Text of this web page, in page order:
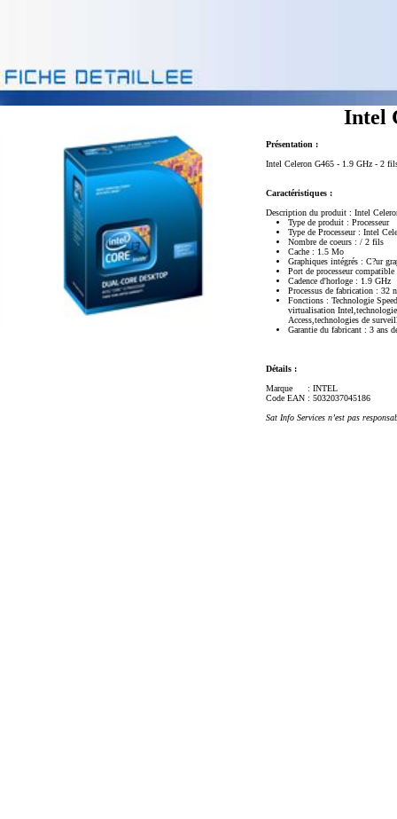
Intel
Présentation :
Intel Celeron G465 - 1.9 GHz - 2
Caractéristiques :
Description du produit : Intel
Type de produit : Processeur
Type de Processeur : Intel
Nombre de coeurs : / 2 fils
Cache : 1.5 Mo
Graphiques intégrés : C?ur
Port de processeur
Cadence d'horloge : 1.9 GHz
Processus de fabrication : 32
Fonctions : Technologie
virtualisation
Access,technologies de
Garantie du fabricant : 3 ans
Détails :
Marque
: INTEL
Code EAN : 5032037045186
Sat Info Services n’est pas